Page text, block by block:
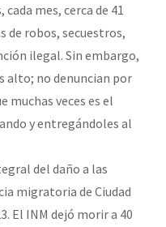
mes, cerca de 41
de robos, secuestros,
ilegal. Sin embargo,
alto; no denuncian por
muchas veces es el
y entregándoles al
del daño a las
migratoria de Ciudad
El INM dejó morir a 40